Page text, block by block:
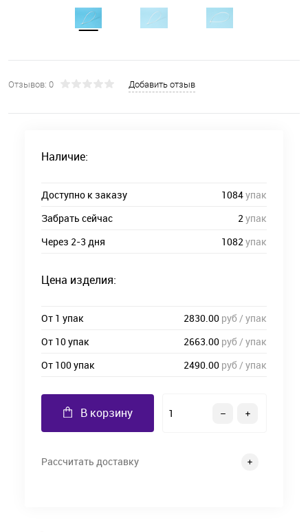
Отзывов: 0 Добавить отзыв
Наличие:
Доступно к заказу 1084упак
Забрать сейчас
2упак
Через 2-3 дня
1082упак
Цена изделия:
От 1 упак 2830.00 руб / упак
От 10 упак
2663.00 руб / упак
От 100 упак
2490.00 руб / упак
В корзину
Рассчитать доставку